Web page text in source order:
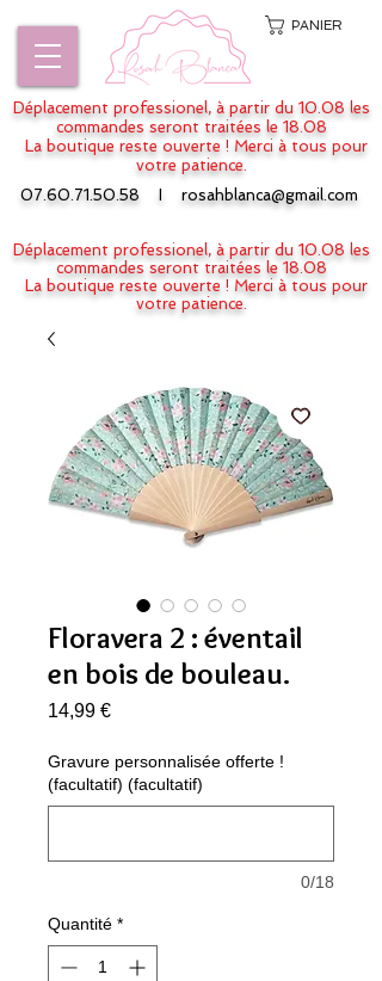
PANIER
Déplacement professionel, à partir du 10.08 les
commandes seront traitées le 18.08
La boutique reste ouverte ! Merci à tous pour
votre patience.
07.60.71.50.58
rosahblanca@gmail.com
Déplacement professionel, à partir du 10.08 les
commandes seront traitées le 18.08
La boutique reste ouverte ! Merci à tous pour
votre patience.
Floravera 2 : éventail
en bois de bouleau.
14,99 €Prix
Gravure personnalisée offerte !
(facultatif) (facultatif)
0/18
Quantité *